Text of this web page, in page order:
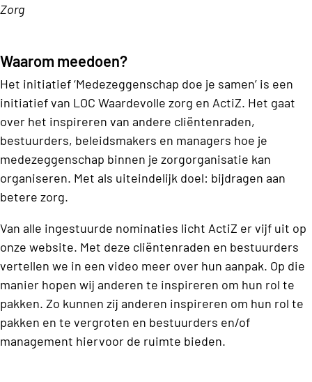
Zorg
Waarom meedoen?
Het initiatief ‘Medezeggenschap doe je samen’ is een
initiatief van LOC Waardevolle zorg en ActiZ. Het gaat
over het inspireren van andere cliëntenraden,
bestuurders, beleidsmakers en managers hoe je
medezeggenschap binnen je zorgorganisatie kan
organiseren. Met als uiteindelijk doel: bijdragen aan
betere zorg.
Van alle ingestuurde nominaties licht ActiZ er vijf uit op
onze website. Met deze cliëntenraden en bestuurders
vertellen we in een video meer over hun aanpak. Op die
manier hopen wij anderen te inspireren om hun rol te
pakken. Zo kunnen zij anderen inspireren om hun rol te
pakken en te vergroten en bestuurders en/of
management hiervoor de ruimte bieden.